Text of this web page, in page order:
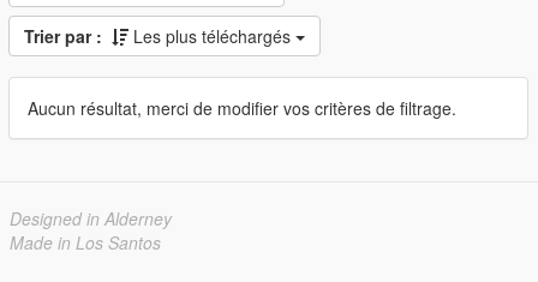
Trier par : Les plus téléchargés
Aucun résultat, merci de modifier vos critères de filtrage.
Designed in Alderney
Made in Los Santos